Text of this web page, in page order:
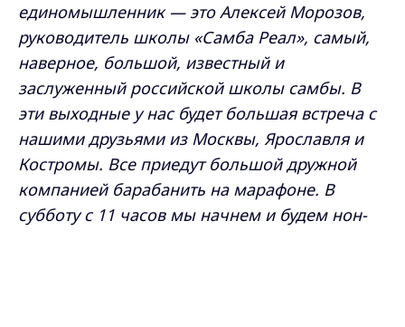
единомышленник — это Алексей Морозов,
руководитель школы «Самба Реал», самый,
наверное, большой, известный и
заслуженный российской школы самбы. В
эти выходные у нас будет большая встреча с
нашими друзьями из Москвы, Ярославля и
Костромы. Все приедут большой дружной
компанией барабанить на марафоне. В
субботу с 11 часов мы начнем и будем нон-